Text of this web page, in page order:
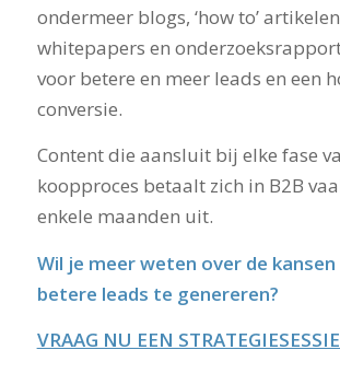
ondermeer blogs, ‘how to’
whitepapers en
voor betere en meer leads en een
conversie.
Content die aansluit bij elke fase
koopproces betaalt zich in B2B
enkele maanden uit.
Wil je meer weten over de
betere leads te genereren?
VRAAG NU EEN